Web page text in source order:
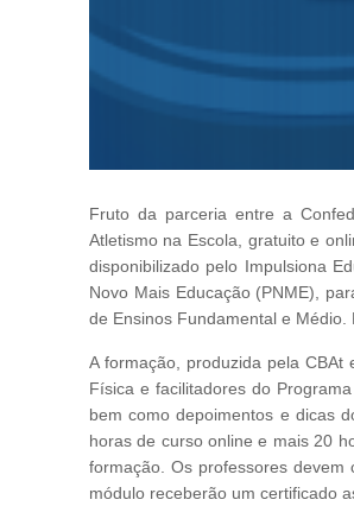
Fruto da parceria entre a
Atletismo na Escola, gratuito e
disponibilizado pelo Impulsiona
Novo Mais Educação (PNME),
de Ensinos Fundamental e
A formação, produzida pela CBAt
Física e facilitadores do
bem como depoimentos e dicas
horas de curso online e mais 20
formação. Os professores
módulo receberão um certificado